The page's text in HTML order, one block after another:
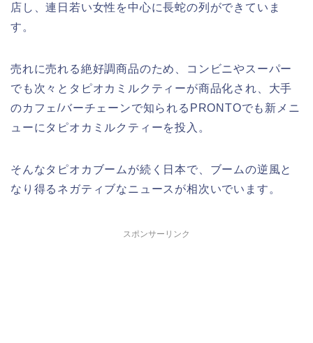
店し、連日若い女性を中心に長蛇の列ができていま
す。
売れに売れる絶好調商品のため、コンビニやスーパー
でも次々とタピオカミルクティーが商品化され、大手
のカフェ/バーチェーンで知られるPRONTOでも新メニ
ューにタピオカミルクティーを投入。
そんなタピオカブームが続く日本で、ブームの逆風と
なり得るネガティブなニュースが相次いでいます。
スポンサーリンク